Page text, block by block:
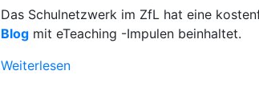
Das Schulnetzwerk im ZfL hat eine
Blog mit eTeaching -Impulen beinhaltet.
Weiterlesen